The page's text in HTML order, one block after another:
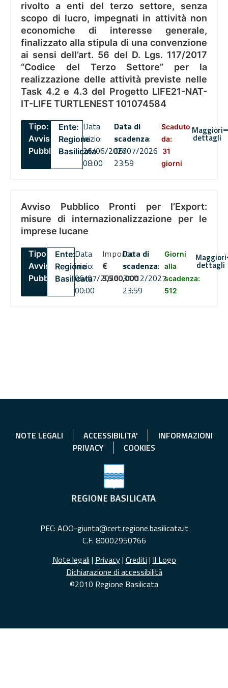
rivolto a enti del terzo settore, senza
scopo di lucro, impegnati in attività non
economiche di interesse generale,
finalizzato alla stipula di una convenzione
ai sensi dell’art. 56 del D. Lgs. 117/2017
“Codice del Terzo Settore” per la
realizzazione delle attività previste nelle
Task 4.2 e 4.3 del Progetto LIFE21-NAT-
IT-LIFE TURTLENEST 101074584
Tipo:
Avviso
Pubblico
Ente:
Regione
Basilicata
Data
inizio:
26/06/2026
08:00
Data di
scadenza:
06/07/2026
23:59
Scaduto
da:
31
giorni
Maggiori
dettagli
Avviso Pubblico Pronti per l’Export:
misure di internazionalizzazione per le
imprese lucane
Tipo:
Avviso
Pubblico
Ente:
Regione
Basilicata
Data
inizio:
06/07/2026
00:00
Importo
€
5,500,000
Data di
scadenza:
31/12/2027
23:59
Giorni
alla
scadenza:
512
Maggiori
dettagli
NOTE LEGALI ACCESSIBILITA'
INFORMAZIONI
PRIVACY
COOKIES
PEC: AOO-giunta@cert.regione.basilicata.it
C.F. 80002950766
Note legali | Privacy| Crediti | Il Logo
Dichiarazione di accessibilità
©2010 Regione Basilicata